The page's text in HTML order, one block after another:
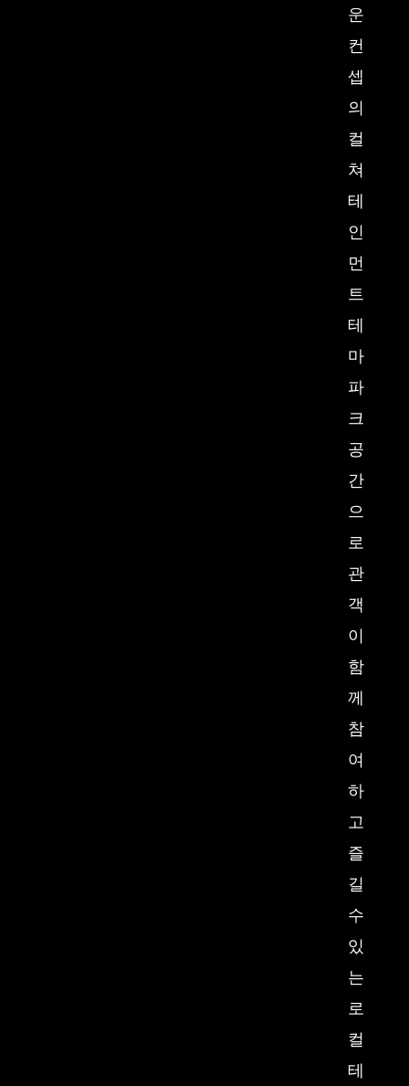
운
컨
셉
의
컬
쳐
테
인
먼
트
테
마
파
크
공
간
으
로
관
객
이
함
께
참
여
하
고
즐
길
수
있
는
로
컬
테